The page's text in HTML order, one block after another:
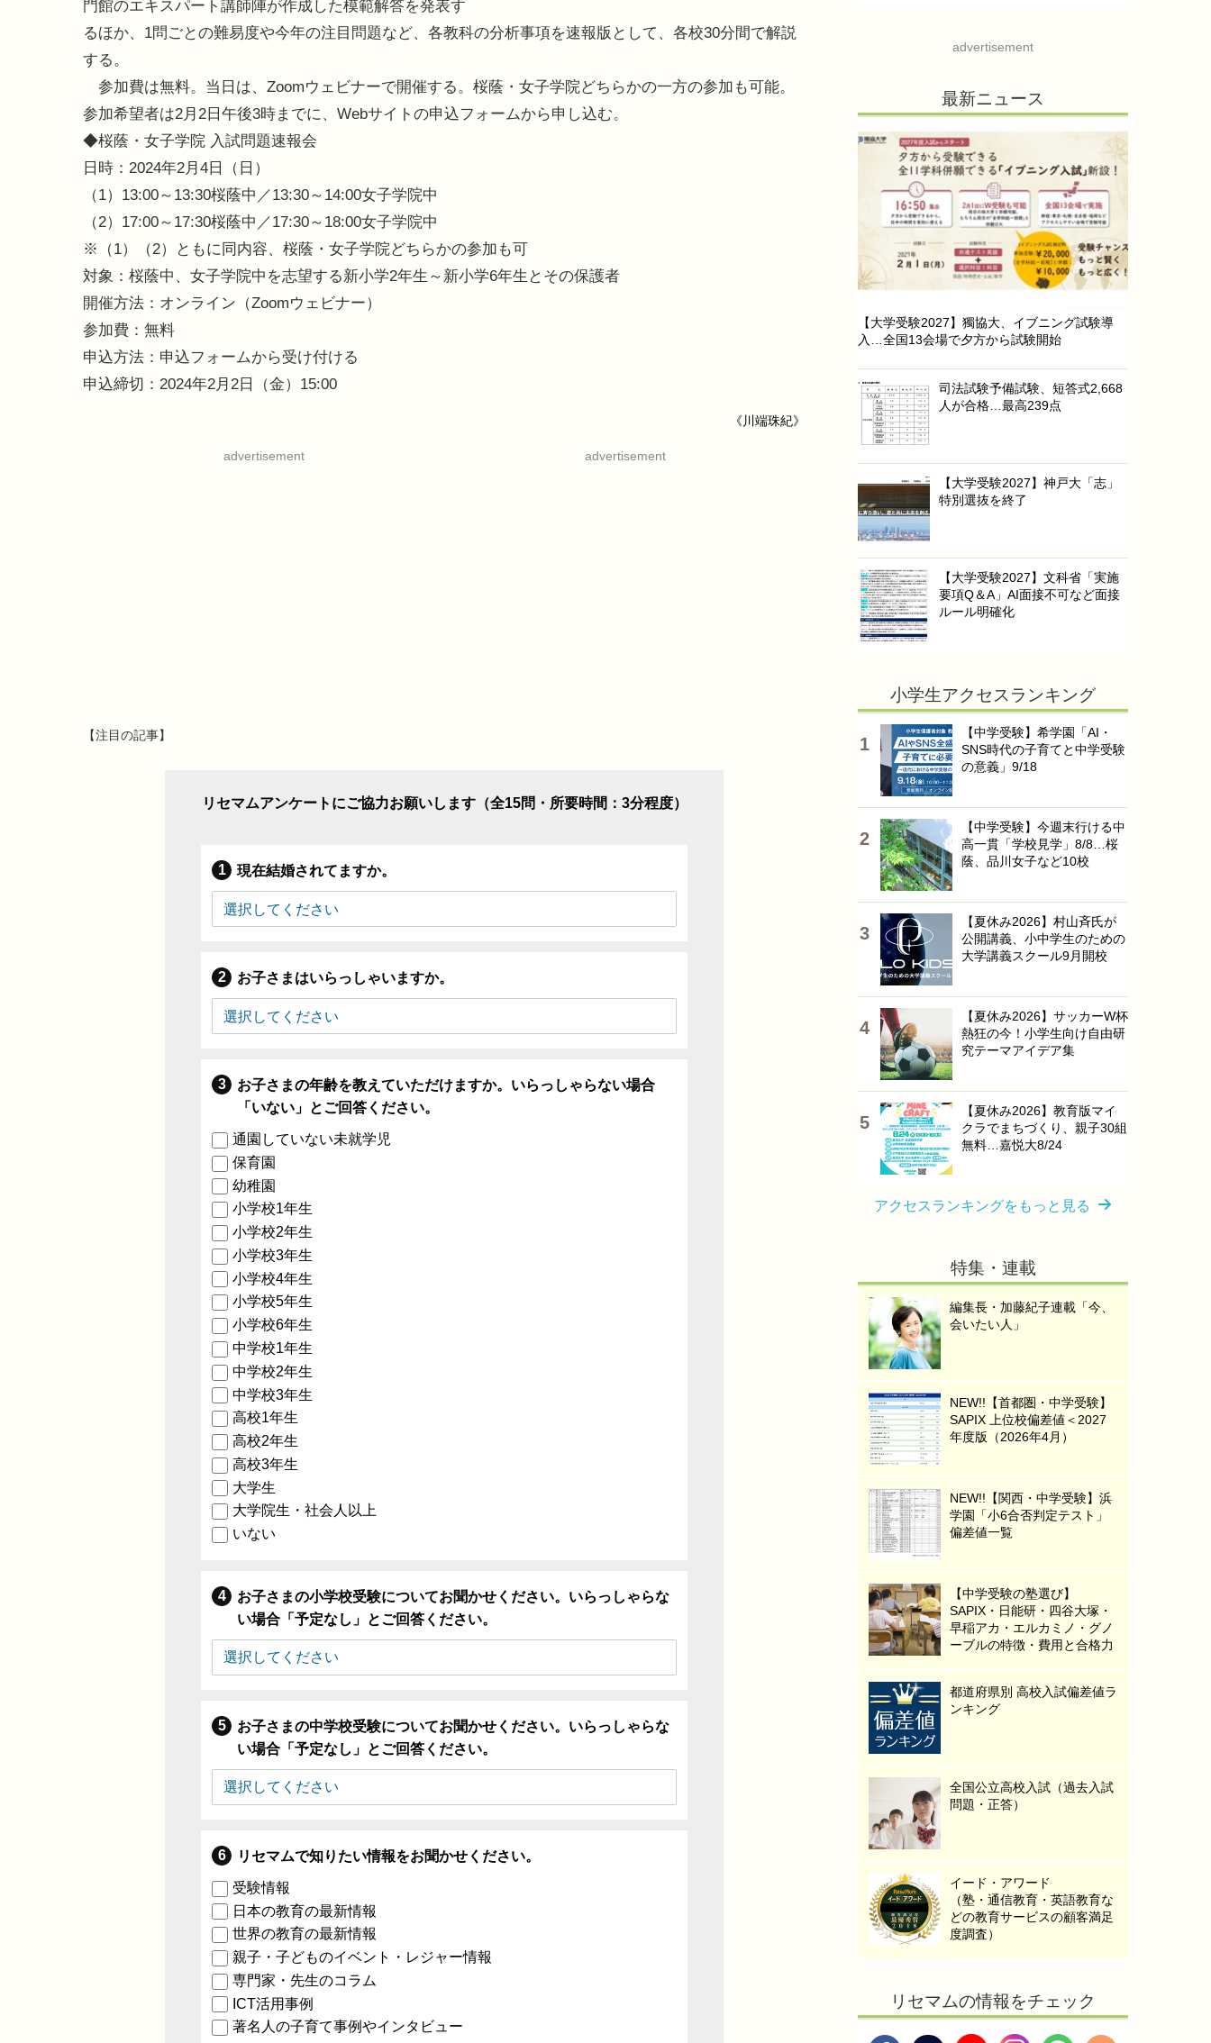
門館のエキスパート講師陣が作成した模範解答を発表す
るほか、1問ごとの難易度や今年の注目問題など、各教科の分析事項を速報版として、各校30分間で解説
する。
参加費は無料。当日は、Zoomウェビナーで開催する。桜蔭・女子学院どちらかの一方の参加も可能。
参加希望者は2月2日午後3時までに、Webサイトの申込フォームから申し込む。
◆桜蔭・女子学院 入試問題速報会
日時：2024年2月4日（日）
（1）13:00～13:30桜蔭中／13:30～14:00女子学院中
（2）17:00～17:30桜蔭中／17:30～18:00女子学院中
※（1）（2）ともに同内容、桜蔭・女子学院どちらかの参加も可
対象：桜蔭中、女子学院中を志望する新小学2年生～新小学6年生とその保護者
開催方法：オンライン（Zoomウェビナー）
参加費：無料
申込方法：申込フォームから受け付ける
申込締切：2024年2月2日（金）15:00
《川端珠紀》
advertisement advertisement
【注目の記事】
リセマムアンケートにご協力お願いします（全15問・所要時間：3分程度）
現在結婚されてますか。
お子さまはいらっしゃいますか。
お子さまの年齢を教えていただけますか。いらっしゃらない場合
「いない」とご回答ください。
通園していない未就学児
保育園
幼稚園
小学校1年生
小学校2年生
小学校3年生
小学校4年生
小学校5年生
小学校6年生
中学校1年生
中学校2年生
中学校3年生
高校1年生
高校2年生
高校3年生
大学生
大学院生・社会人以上
いない
お子さまの小学校受験についてお聞かせください。いらっしゃらな
い場合「予定なし」とご回答ください。
お子さまの中学校受験についてお聞かせください。いらっしゃらな
い場合「予定なし」とご回答ください。
リセマムで知りたい情報をお聞かせください。
受験情報
日本の教育の最新情報
世界の教育の最新情報
親子・子どものイベント・レジャー情報
専門家・先生のコラム
ICT活用事例
著名人の子育て事例やインタビュー
advertisement
最新ニュース
【大学受験2027】獨協大、イブニング試験導
入…全国13会場で夕方から試験開始
司法試験予備試験、短答式2,668
人が合格…最高239点
【大学受験2027】神戸大「志」
特別選抜を終了
【大学受験2027】文科省「実施
要項Q＆A」AI面接不可など面接
ルール明確化
小学生アクセスランキング
【中学受験】希学園「AI・
SNS時代の子育てと中学受験
の意義」9/18
【中学受験】今週末行ける中
高一貫「学校見学」8/8…桜
蔭、品川女子など10校
【夏休み2026】村山斉氏が
公開講義、小中学生のための
大学講義スクール9月開校
【夏休み2026】サッカーW杯
熱狂の今！小学生向け自由研
究テーマアイデア集
【夏休み2026】教育版マイ
クラでまちづくり、親子30組
無料…嘉悦大8/24
アクセスランキングをもっと見る
特集・連載
編集長・加藤紀子連載「今、
会いたい人」
NEW!!【首都圏・中学受験】
SAPIX 上位校偏差値＜2027
年度版（2026年4月）
NEW!!【関西・中学受験】浜
学園「小6合否判定テスト」
偏差値一覧
【中学受験の塾選び】
SAPIX・日能研・四谷大塚・
早稲アカ・エルカミノ・グノ
ーブルの特徴・費用と合格力
都道府県別 高校入試偏差値ラ
ンキング
全国公立高校入試（過去入試
問題・正答）
イード・アワード
（塾・通信教育・英語教育な
どの教育サービスの顧客満足
度調査）
リセマムの情報をチェック